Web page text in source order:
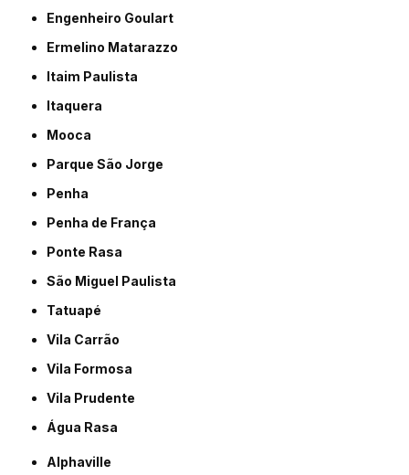
Engenheiro Goulart
Ermelino Matarazzo
Itaim Paulista
Itaquera
Mooca
Parque São Jorge
Penha
Penha de França
Ponte Rasa
São Miguel Paulista
Tatuapé
Vila Carrão
Vila Formosa
Vila Prudente
Água Rasa
Alphaville